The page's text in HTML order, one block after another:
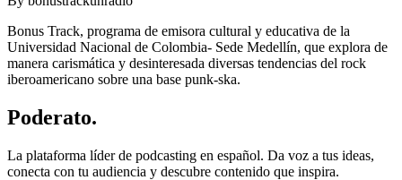
Bonus Track, programa de emisora cultural y educativa de la
Universidad Nacional de Colombia- Sede Medellín, que explora de
manera carismática y desinteresada diversas tendencias del rock
iberoamericano sobre una base punk-ska.
Poderato.
La plataforma líder de podcasting en español. Da voz a tus ideas,
conecta con tu audiencia y descubre contenido que inspira.